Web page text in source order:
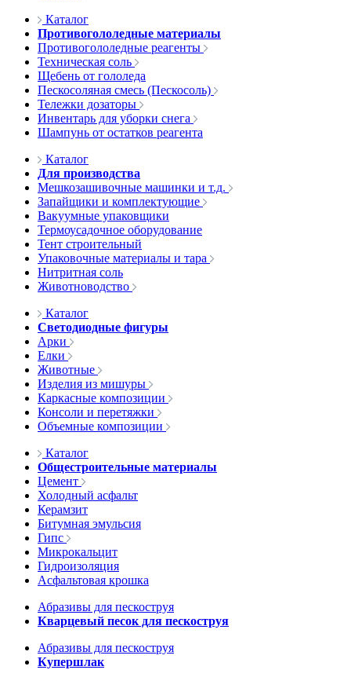
Каталог
Противогололедные материалы
Противогололедные реагенты
Техническая соль
Щебень от гололеда
Пескосоляная смесь (Пескосоль)
Тележки дозаторы
Инвентарь для уборки снега
Шампунь от остатков реагента
Каталог
Для производства
Мешкозашивочные машинки и т.д.
Запайщики и комплектующие
Вакуумные упаковщики
Термоусадочное оборудование
Тент строительный
Упаковочные материалы и тара
Нитритная соль
Животноводство
Каталог
Светодиодные фигуры
Арки
Елки
Животные
Изделия из мишуры
Каркасные композиции
Консоли и перетяжки
Объемные композиции
Каталог
Общестроительные материалы
Цемент
Холодный асфальт
Керамзит
Битумная эмульсия
Гипс
Микрокальцит
Гидроизоляция
Асфальтовая крошка
Абразивы для пескоструя
Кварцевый песок для пескоструя
Абразивы для пескоструя
Купершлак